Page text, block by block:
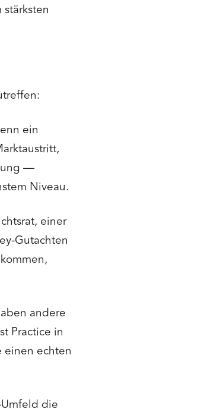
ein
—
Niveau.
einer
Gutachten
andere
Practice in
einen echten
die